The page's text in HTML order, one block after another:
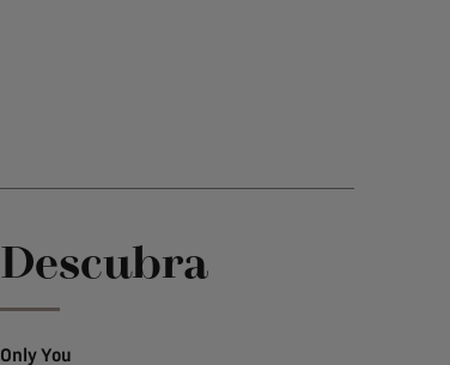
Descubra
Only You